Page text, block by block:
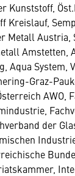
Kunststoff,
Kreislauf,
Metall
Amstetten,
Aqua System,
Graz-
AWO,
der